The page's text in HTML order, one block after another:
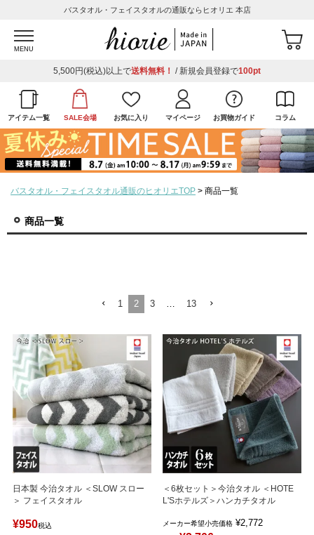
バスタオル・フェイスタオルの通販ならヒオリエ 本店
MENU
5,500円(税込)以上で送料無料！ / 新規会員登録で100pt
アイテム一覧 SALE会場 お気に入り マイページ お買物ガイド コラム
バスタオル・フェイスタオル通販のヒオリエTOP 商品一覧
商品一覧
1 2 3 … 13
日本製 今治タオル ＜SLOW スロー
＞ フェイスタオル
¥950税込
＜6枚セット＞今治タオル ＜HOTE
L'Sホテルズ＞ハンカチタオル
メーカー希望小売価格 ¥2,772